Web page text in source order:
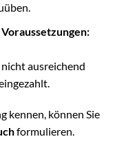
ausreichend
kennen, können Sie
formulieren.